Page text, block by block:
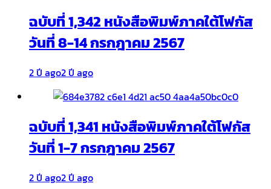
ฉบับที่ 1,342 หนังสือพิมพ์ภาคใต้โฟกัส
วันที่ 8-14 กรกฎาคม 2567
2 ปี ago2 ปี ago
ฉบับที่ 1,341 หนังสือพิมพ์ภาคใต้โฟกัส
วันที่ 1-7 กรกฎาคม 2567
2 ปี ago2 ปี ago